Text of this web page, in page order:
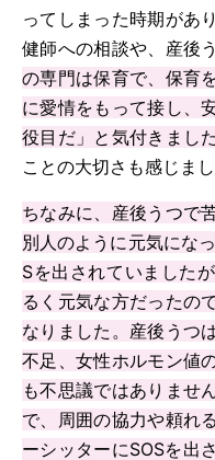
ってしまった時期があ
健師への相談や、産後
の専門は保育で、保育
に愛情をもって接し、
役目だ」と気付きました
ことの大切さも感じまし
ちなみに、産後うつで
別人のように元気にな
Sを出されていました
るく元気な方だったの
なりました。産後うつ
不足、女性ホルモン値
も不思議ではありませ
で、周囲の協力や頼れ
ーシッターにSOSを出